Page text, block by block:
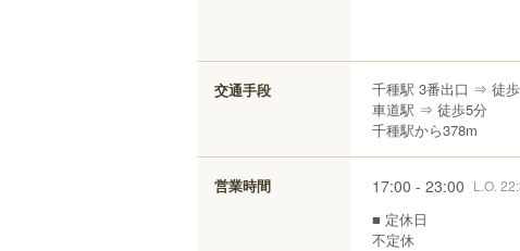
交通手段
千種駅 3番出口 ⇒ 徒
車道駅 ⇒ 徒歩5分
千種駅から378m
営業時間 17:00 - 23:00 L.O.
■ 定休日
不定休